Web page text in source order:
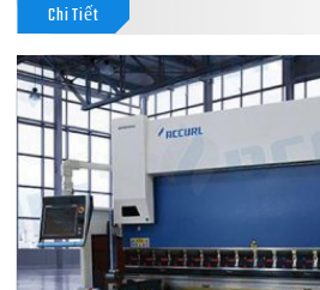
Chi Tiết